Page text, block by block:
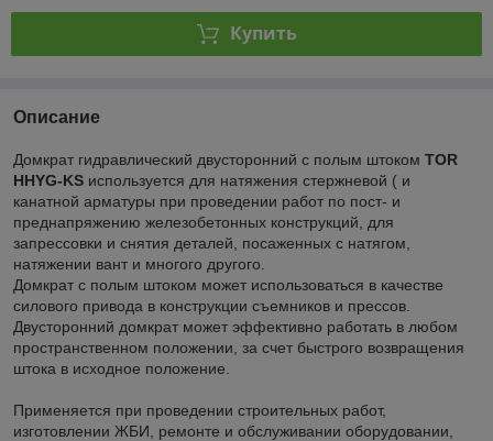
Купить
Описание
Домкрат гидравлический двусторонний с полым штоком TOR
HHYG-KS используется для натяжения стержневой ( и
канатной арматуры при проведении работ по пост- и
преднапряжению железобетонных конструкций, для
запрессовки и снятия деталей, посаженных с натягом,
натяжении вант и многого другого.
Домкрат с полым штоком может использоваться в качестве
силового привода в конструкции съемников и прессов.
Двусторонний домкрат может эффективно работать в любом
пространственном положении, за счет быстрого возвращения
штока в исходное положение.
Применяется при проведении строительных работ,
изготовлении ЖБИ, ремонте и обслуживании оборудовании,